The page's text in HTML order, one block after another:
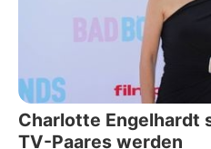
Charlotte Engelhardt
TV-Paares werden